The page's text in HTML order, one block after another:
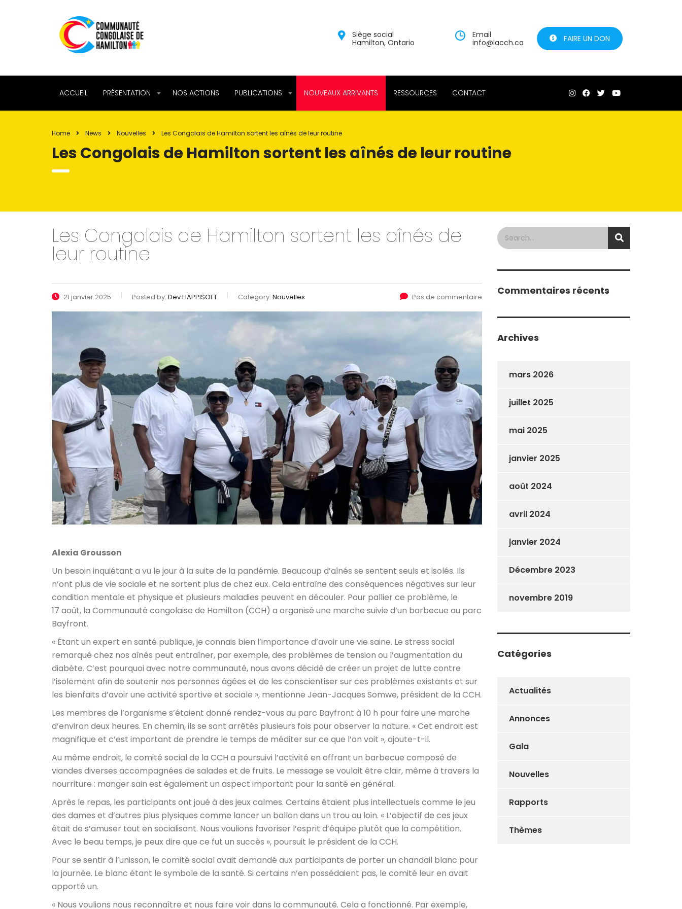
Siège social
Hamilton, Ontario
Email
info@lacch.ca
FAIRE UN DON
ACCUEIL PRÉSENTATION NOS ACTIONS PUBLICATIONS NOUVEAUX ARRIVANTS RESSOURCES CONTACT
Home News Nouvelles Les Congolais de Hamilton sortent les aînés de leur routine
Les Congolais de Hamilton sortent les aînés de leur routine
Les Congolais de Hamilton sortent les aînés de
leur routine
21 janvier 2025 Posted by: Dev HAPPISOFT Category: Nouvelles Pas de commentaire
Alexia Grousson
Un besoin inquiétant a vu le jour à la suite de la pandémie. Beaucoup d’aînés se sentent seuls et isolés. Ils
n’ont plus de vie sociale et ne sortent plus de chez eux. Cela entraîne des conséquences négatives sur leur
condition mentale et physique et plusieurs maladies peuvent en découler. Pour pallier ce problème, le
17 août, la Communauté congolaise de Hamilton (CCH) a organisé une marche suivie d’un barbecue au parc
Bayfront.
« Étant un expert en santé publique, je connais bien l’importance d’avoir une vie saine. Le stress social
remarqué chez nos aînés peut entraîner, par exemple, des problèmes de tension ou l’augmentation du
diabète. C’est pourquoi avec notre communauté, nous avons décidé de créer un projet de lutte contre
l’isolement afin de soutenir nos personnes âgées et de les conscientiser sur ces problèmes existants et sur
les bienfaits d’avoir une activité sportive et sociale », mentionne Jean-Jacques Somwe, président de la CCH.
Les membres de l’organisme s’étaient donné rendez-vous au parc Bayfront à 10 h pour faire une marche
d’environ deux heures. En chemin, ils se sont arrêtés plusieurs fois pour observer la nature. « Cet endroit est
magnifique et c’est important de prendre le temps de méditer sur ce que l’on voit », ajoute-t-il.
Au même endroit, le comité social de la CCH a poursuivi l’activité en offrant un barbecue composé de
viandes diverses accompagnées de salades et de fruits. Le message se voulait être clair, même à travers la
nourriture : manger sain est également un aspect important pour la santé en général.
Après le repas, les participants ont joué à des jeux calmes. Certains étaient plus intellectuels comme le jeu
des dames et d’autres plus plysiques comme lancer un ballon dans un trou au loin. « L’objectif de ces jeux
était de s’amuser tout en socialisant. Nous voulions favoriser l’esprit d’équipe plutôt que la compétition.
Avec le beau temps, je peux dire que ce fut un succès », poursuit le président de la CCH.
Pour se sentir à l’unisson, le comité social avait demandé aux participants de porter un chandail blanc pour
la journée. Le blanc étant le symbole de la santé. Si certains n’en possédaient pas, le comité leur en avait
apporté un.
« Nous voulions nous reconnaître et nous faire voir dans la communauté. Cela a fonctionné. Par exemple,
Commentaires récents
Archives
mars 2026
juillet 2025
mai 2025
janvier 2025
août 2024
avril 2024
janvier 2024
Décembre 2023
novembre 2019
Catégories
Actualités
Annonces
Gala
Nouvelles
Rapports
Thèmes